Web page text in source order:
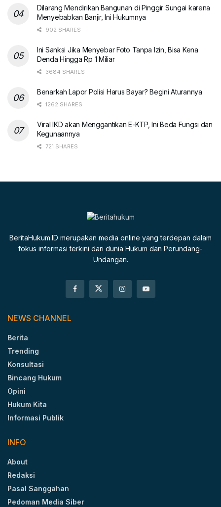
Dilarang Mendirikan Bangunan di Pinggir Sungai karena
Menyebabkan Banjir, Ini Hukumnya
902 SHARES
Ini Sanksi Jika Menyebar Foto Tanpa Izin, Bisa Kena
Denda Hingga Rp 1 Miliar
3684 SHARES
Benarkah Lapor Polisi Harus Bayar? Begini Aturannya
1262 SHARES
Viral IKD akan Menggantikan E-KTP, Ini Beda Fungsi dan
Kegunaannya
721 SHARES
BeritaHukum.ID merupakan media online yang terdepan dalam
fokus informasi terkini dari dunia Hukum dan Perundang-
Undangan.
NEWS CHANNEL
Berita
Trending
Konsultasi
Bincang Hukum
Opini
Hukum Kita
Informasi Publik
INFO
About
Redaksi
Pasal Sanggahan
Pedoman Media Siber